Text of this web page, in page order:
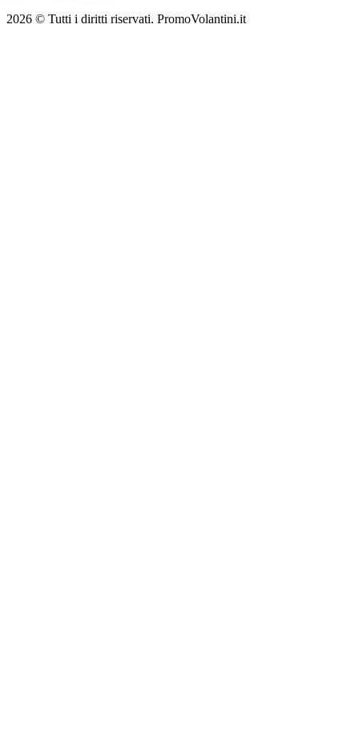
2026 © Tutti i diritti riservati. PromoVolantini.it